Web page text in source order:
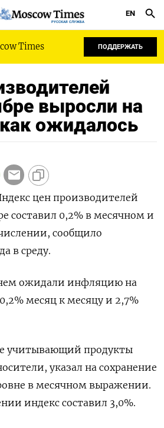
РУССКАЯ СЛУЖБА
EN
Times ПОДДЕРЖАТЬ
выросли на
ожидалось
цен производителей
составил 0,2% в месячном и
сообщило
в ⁠среду.
ожидали инфляцию ‌на
месяц ‌к месяцу и ​2,7%
⁠учитывающий продукты
указал на ‌сохранение
в месячном выражении.
индекс составил 3,0%.